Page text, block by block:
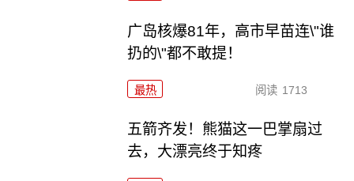
广岛核爆81年，高市早苗连\"谁
扔的\"都不敢提！
最热 阅读 1713
五箭齐发！熊猫这一巴掌扇过
去，大漂亮终于知疼